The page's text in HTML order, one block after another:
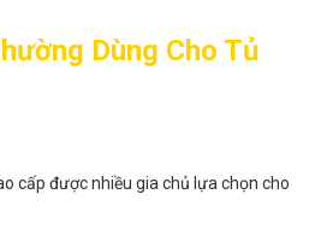
Dùng Cho Tủ
cấp được nhiều gia chủ lựa chọn cho